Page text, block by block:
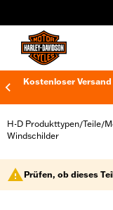
Kostenloser
H-D Produkttypen/Teile/
Windschilder
Prüfen, ob dieses